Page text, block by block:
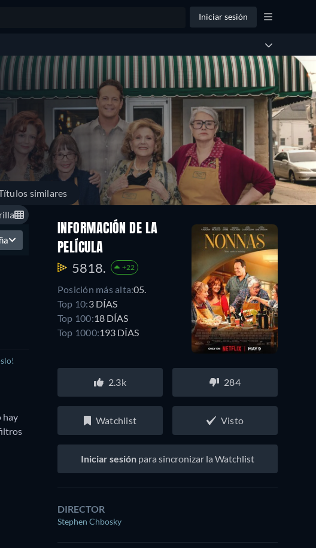
Iniciar sesión
similares
hay
INFORMACIÓN DE LA
PELÍCULA
5818. +22
Posición más alta:05.
Top 10:3 DÍAS
Top 100:18 DÍAS
Top 1000:193 DÍAS
2.3k 284
Watchlist Visto
Iniciar sesión para sincronizar la Watchlist
DIRECTOR
Stephen Chbosky